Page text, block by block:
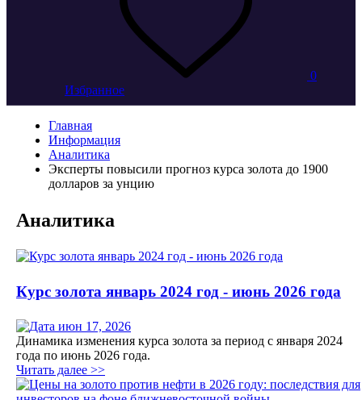
0
Избранное
Главная
Информация
Аналитика
Эксперты повысили прогноз курса золота до 1900
долларов за унцию
Аналитика
Курс золота январь 2024 год - июнь 2026 года
июн 17, 2026
Динамика изменения курса золота за период с января 2024
года по июнь 2026 года.
Читать далее >>